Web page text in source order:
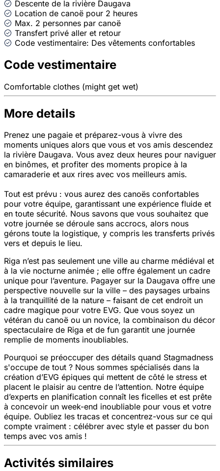
Descente de la rivière Daugava
Location de canoë pour 2 heures
Max. 2 personnes par canoë
Transfert privé aller et retour
Code vestimentaire: Des vêtements confortables
Code vestimentaire
Comfortable clothes (might get wet)
More details
Prenez une pagaie et préparez-vous à vivre des
moments uniques alors que vous et vos amis descendez
la rivière Daugava. Vous avez deux heures pour naviguer
en binômes, et profiter des moments propice à la
camaraderie et aux rires avec vos meilleurs amis.
Tout est prévu : vous aurez des canoës confortables
pour votre équipe, garantissant une expérience fluide et
en toute sécurité. Nous savons que vous souhaitez que
votre journée se déroule sans accrocs, alors nous
gérons toute la logistique, y compris les transferts privés
vers et depuis le lieu.
Riga n’est pas seulement une ville au charme médiéval et
à la vie nocturne animée ; elle offre également un cadre
unique pour l’aventure. Pagayer sur la Daugava offre une
perspective nouvelle sur la ville – des paysages urbains
à la tranquillité de la nature – faisant de cet endroit un
cadre magique pour votre EVG. Que vous soyez un
vétéran du canoë ou un novice, la combinaison du décor
spectaculaire de Riga et de fun garantit une journée
remplie de moments inoubliables.
Pourquoi se préoccuper des détails quand Stagmadness
s'occupe de tout ? Nous sommes spécialisés dans la
création d’EVG épiques qui mettent de côté le stress et
placent le plaisir au centre de l’attention. Notre équipe
d’experts en planification connaît les ficelles et est prête
à concevoir un week-end inoubliable pour vous et votre
équipe. Oubliez les tracas et concentrez-vous sur ce qui
compte vraiment : célébrer avec style et passer du bon
temps avec vos amis !
Activités similaires